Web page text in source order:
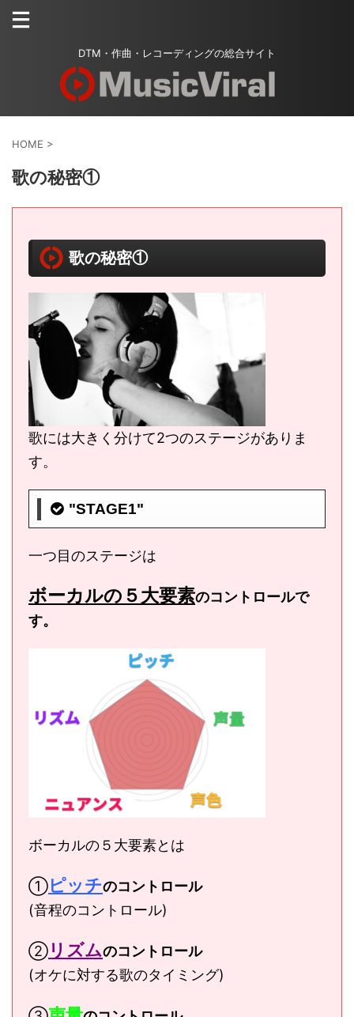
DTM・作曲・レコーディングの総合サイト
HOME >
歌の秘密①
歌の秘密①
歌には大きく分けて2つのステージがありま
す。
"STAGE1"
一つ目のステージは
ボーカルの５大要素のコントロールで
す。
ボーカルの５大要素とは
①ピッチのコントロール
(音程のコントロール)
② リズムのコントロール
(オケに対する歌のタイミング)